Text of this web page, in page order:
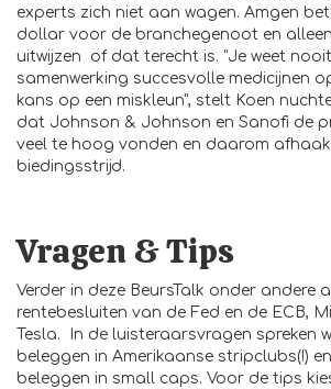
experts zich niet aan wagen. Amgen
dollar voor de branchegenoot en
uitwijzen of dat terecht is. "Je weet
samenwerking succesvolle medicijnen
kans op een miskleun", stelt Koen
dat Johnson & Johnson en Sanofi de
veel te hoog vonden en daarom
biedingsstrijd.
Vragen & Tips
Verder in deze BeursTalk onder andere
rentebesluiten van de Fed en de ECB,
Tesla. In de luisteraarsvragen spreken
beleggen in Amerikaanse stripclubs(!)
beleggen in small caps. Voor de tips